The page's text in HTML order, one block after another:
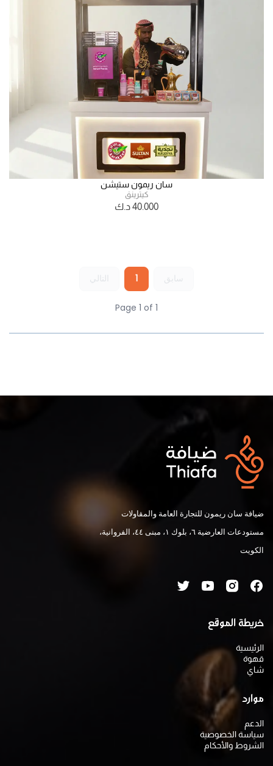
سان ريمون ستيشن
كيترينق
40.000د.ك
سابق 1 التالي
Page 1 of 1
ضيافة سان ريمون للتجارة العامة والمقاولات
مستودعات العارضية ٦، بلوك ١، مبنى ٤٤، الفروانية،
الكويت
خريطة الموقع
الرئيسية
قهوة
شاي
موارد
الدعم
سياسة الخصوصية
الشروط والأحكام